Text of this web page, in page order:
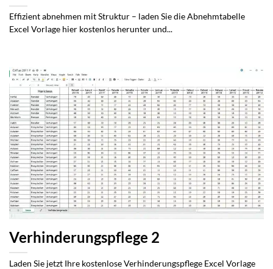
Effizient abnehmen mit Struktur – laden Sie die Abnehmtabelle
Excel Vorlage hier kostenlos herunter und...
Verhinderungspflege 2
Laden Sie jetzt Ihre kostenlose Verhinderungspflege Excel Vorlage